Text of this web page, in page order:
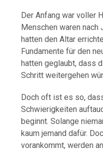
Der Anfang war voller
Menschen waren nach
hatten den Altar
Fundamente für den
hatten geglaubt, dass
Schritt weitergehen
Doch oft ist es so,
Schwierigkeiten
beginnt. Solange
kaum jemand dafür.
vorankommt, werden